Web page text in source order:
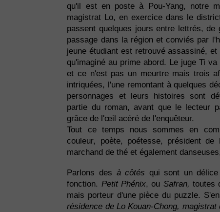
qu'il est en poste à Pou-Yang, notre
magistrat Lo, en exercice dans le
passent quelques jours entre lettrés,
passage dans la région et conviés par
jeune étudiant est retrouvé assassiné,
qu'imaginé au prime abord. Le juge Ti
et ce n'est pas un meurtre mais trois
intriquées, l'une remontant à quelques
personnages et leurs histoires sont
partie du roman, avant que le lecteur
grâce de l'œil acéré de l'enquêteur.
Tout ce temps nous sommes en
couleur, poète, poétesse, président de
marchand de thé et également
Parlons des à côtés qui sont un
fonction. Petit Phénix, ou Safran, toutes
mais porteur d'une pièce du puzzle.
résidence de Lo Kouan-Chong,